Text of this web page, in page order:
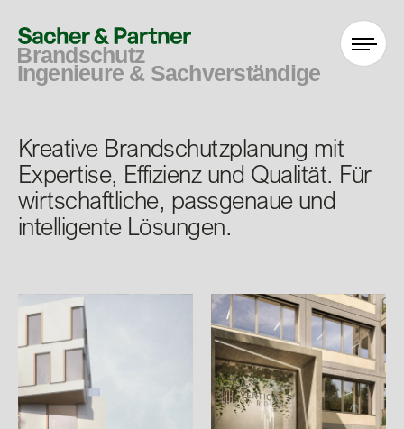
Kreative Brandschutzplanung mit
Expertise, Effizienz und Qualität. Für
wirtschaftliche, passgenaue und
intelligente Lösungen.